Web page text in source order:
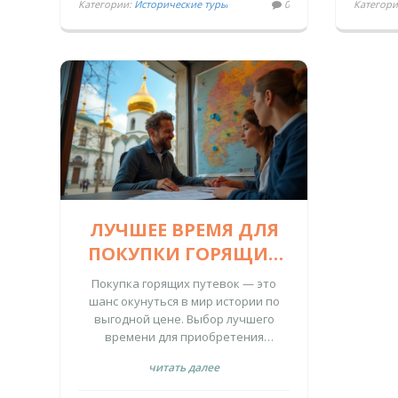
Категории: Исторические туры 0
ЛУЧШЕЕ ВРЕМЯ ДЛЯ
ПОКУПКИ ГОРЯЩИХ
ТУРОВ ПО
ИСТОРИЧЕСКИМ
МЕСТАМ
Покупка горящих путевок — это
шанс окунуться в мир истории по
выгодной цене. Выбор лучшего
времени для приобретения
тонкостей туристического рынка.
читать далее